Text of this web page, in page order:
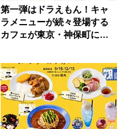
第一弾はドラえもん！キャ
ラメニューが続々登場する
カフェが東京・神保町に爆